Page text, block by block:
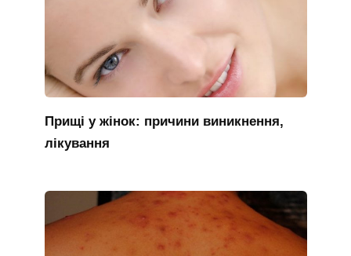
Прищі у жінок: причини виникнення,
лікування